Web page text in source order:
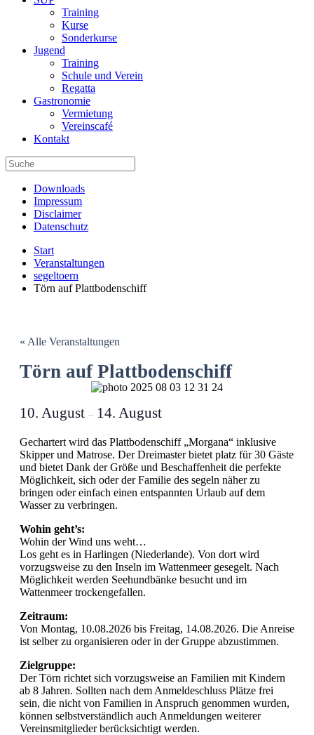
Training
Kurse
Sonderkurse
Jugend
Training
Schule und Verein
Regatta
Gastronomie
Vermietung
Vereinscafé
Kontakt
Downloads
Impressum
Disclaimer
Datenschutz
Start
Veranstaltungen
segeltoern
Törn auf Platt­boden­schiff
« Alle Veranstaltungen
Törn auf Platt­boden­schiff
10. August – 14. August
Gechartert wird das Plattbodenschiff „Morgana“ inklusive
Skipper und Matrose. Der Dreimaster bietet platz für 30 Gäste
und bietet Dank der Größe und Beschaffenheit die perfekte
Möglichkeit, sich oder der Familie des segeln näher zu
bringen oder einfach einen entspannten Urlaub auf dem
Wasser zu verbringen.
Wohin geht’s:
Wohin der Wind uns weht…
Los geht es in Harlingen (Niederlande). Von dort wird
vorzugsweise zu den Inseln im Wattenmeer gesegelt. Nach
Möglichkeit werden Seehundbänke besucht und im
Wattenmeer trockengefallen.
Zeitraum:
Von Montag, 10.08.2026 bis Freitag, 14.08.2026. Die Anreise
ist selber zu organisieren oder in der Gruppe abzustimmen.
Zielgruppe:
Der Törn richtet sich vorzugsweise an Familien mit Kindern
ab 8 Jahren. Sollten nach dem Anmeldeschluss Plätze frei
sein, die nicht von Familien in Anspruch genommen wurden,
können selbstverständlich auch Anmeldungen weiterer
Vereinsmitglieder berücksichtigt werden.